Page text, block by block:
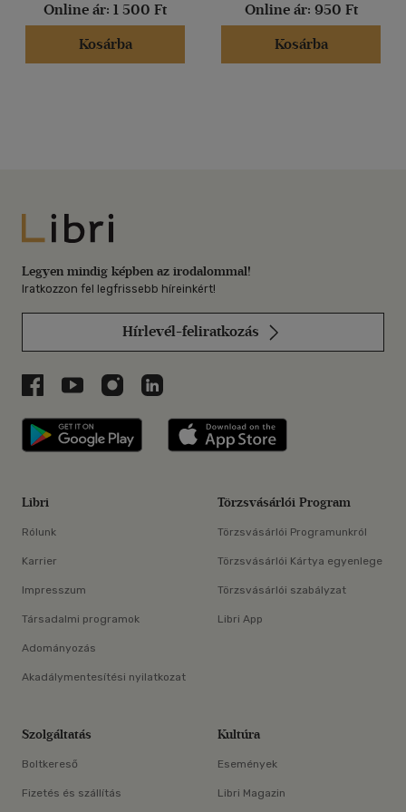
Online ár: 1 500 Ft
Kosárba
Online ár: 950 Ft
Kosárba
Libri
Legyen mindig képben az irodalommal!
Iratkozzon fel legfrissebb híreinkért!
Hírlevél-feliratkozás
Libri a Facebookon
Libri a Youtube-on
Libri az Instagramon
Libri a LinkedInen
Libri applikáció Szerezd meg: Google
Libri
Rólunk
Karrier
Impresszum
Társadalmi programok
Adományozás
Akadálymentesítési nyilatkozat
Törzsvásárlói Program
Törzsvásárlói Programunkról
Törzsvásárlói Kártya egyenlege
Törzsvásárlói szabályzat
Libri App
Szolgáltatás
Boltkereső
Fizetés és szállítás
Kultúra
Események
Libri Magazin